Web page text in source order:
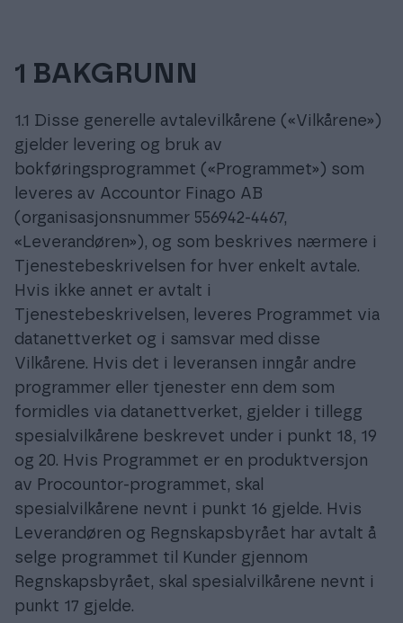
1 BAKGRUNN
1.1 Disse generelle avtalevilkårene («Vilkårene»)
gjelder levering og bruk av
bokføringsprogrammet («Programmet») som
leveres av Accountor Finago AB
(organisasjonsnummer 556942-4467,
«Leverandøren»), og som beskrives nærmere i
Tjenestebeskrivelsen for hver enkelt avtale.
Hvis ikke annet er avtalt i
Tjenestebeskrivelsen, leveres Programmet via
datanettverket og i samsvar med disse
Vilkårene. Hvis det i leveransen inngår andre
programmer eller tjenester enn dem som
formidles via datanettverket, gjelder i tillegg
spesialvilkårene beskrevet under i punkt 18, 19
og 20. Hvis Programmet er en produktversjon
av Procountor-programmet, skal
spesialvilkårene nevnt i punkt 16 gjelde. Hvis
Leverandøren og Regnskapsbyrået har avtalt å
selge programmet til Kunder gjennom
Regnskapsbyrået, skal spesialvilkårene nevnt i
punkt 17 gjelde.